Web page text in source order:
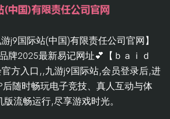
j9国际站(中国)有限责任公司官网】
牌2025最新易记网址💕【ｂａｉｄ
方入口,,九游j9国际站,会员登录后,进
后随时畅玩电子竞技、真人互动与体
流畅运行,尽享游戏时光。